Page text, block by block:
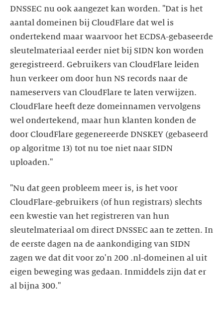
DNSSEC nu ook aangezet kan worden. "Dat is het
aantal domeinen bij CloudFlare dat wel is
ondertekend maar waarvoor het ECDSA-gebaseerde
sleutelmateriaal eerder niet bij SIDN kon worden
geregistreerd. Gebruikers van CloudFlare leiden
hun verkeer om door hun NS records naar de
nameservers van CloudFlare te laten verwijzen.
CloudFlare heeft deze domeinnamen vervolgens
wel ondertekend, maar hun klanten konden de
door CloudFlare gegenereerde DNSKEY (gebaseerd
op algoritme 13) tot nu toe niet naar SIDN
uploaden."
"Nu dat geen probleem meer is, is het voor
CloudFlare-gebruikers (of hun registrars) slechts
een kwestie van het registreren van hun
sleutelmateriaal om direct DNSSEC aan te zetten. In
de eerste dagen na de aankondiging van SIDN
zagen we dat dit voor zo'n 200 .nl-domeinen al uit
eigen beweging was gedaan. Inmiddels zijn dat er
al bijna 300."